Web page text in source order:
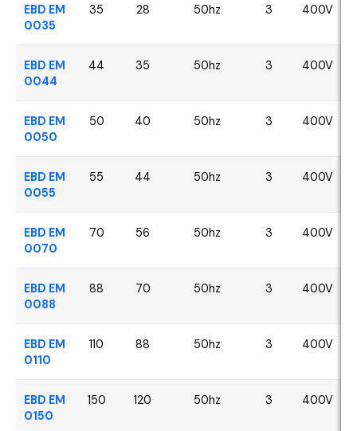
EBD EM
0035
35 28 50hz 3 400V
EBD EM
0044
44 35 50hz 3 400V
EBD EM
0050
50 40 50hz 3 400V
EBD EM
0055
55 44 50hz 3 400V
EBD EM
0070
70 56 50hz 3 400V
EBD EM
0088
88 70 50hz 3 400V
EBD EM
0110
110 88 50hz 3 400V
EBD EM
0150
150 120 50hz 3 400V